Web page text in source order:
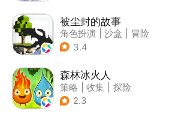
被尘封的故事
角色扮演 沙盒
冒险
| 开放世界
3.4
森林冰火人
策略 收集
探险
| 儿童游戏
2.3